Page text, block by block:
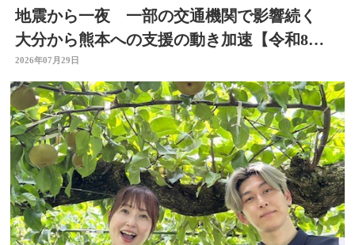
地震から一夜 一部の交通機関で影響続く
大分から熊本への支援の動き加速【令和8年
熊本地震】
2026年07月29日